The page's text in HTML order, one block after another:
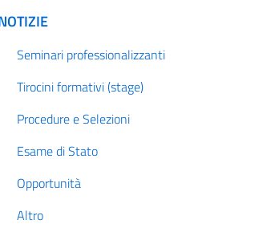
Seminari professionalizzanti
Tirocini formativi (stage)
Procedure e Selezioni
Esame di Stato
Opportunità
Altro